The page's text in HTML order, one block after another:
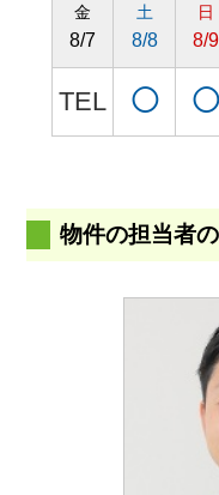
金
8/7
TEL
土
8/8
◯
日
8/9
◯
物件の担当者